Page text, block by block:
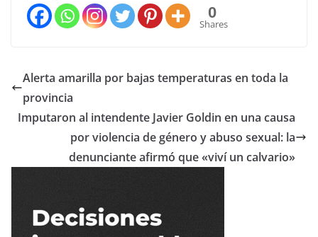
0
Shares
Alerta amarilla por bajas temperaturas en toda la
provincia
Imputaron al intendente Javier Goldin en una causa
por violencia de género y abuso sexual: la
denunciante afirmó que «viví un calvario»